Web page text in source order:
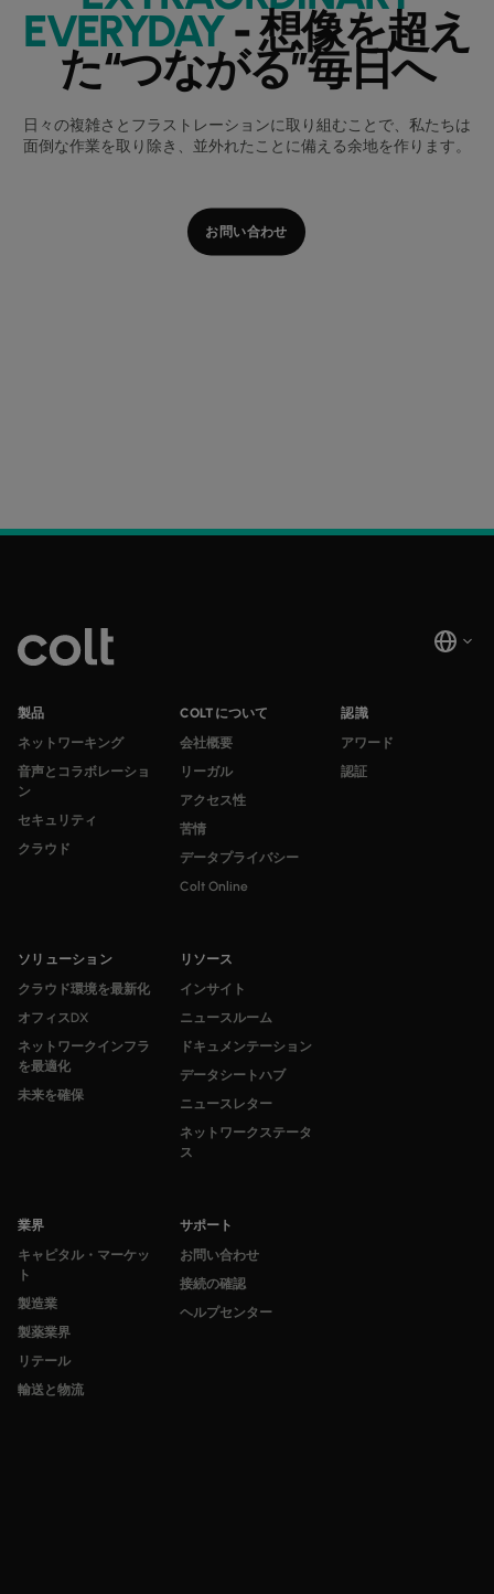
EVERYDAY- 想像を超え
た“つながる”毎日へ
日々の複雑さとフラストレーションに取り組むことで、私たちは
面倒な作業を取り除き、並外れたことに備える余地を作ります。
お問い合わせ
製品
ネットワーキング
音声とコラボレーショ
ン
セキュリティ
クラウド
ソリューション
クラウド環境を最新化
オフィスDX
ネットワークインフラ
を最適化
未来を確保
業界
キャピタル・マーケッ
ト
製造業
製薬業界
リテール
輸送と物流
リソース
インサイト
ニュースルーム
ドキュメンテーション
データシートハブ
ニュースレター
ネットワークステータ
ス
COLTについて
会社概要
リーガル
アクセス性
苦情
データプライバシー
Colt Online
サポート
お問い合わせ
接続の確認
ヘルプセンター
認識
アワード
認証